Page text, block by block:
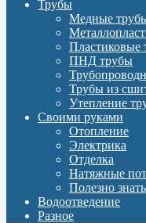
Трубы
Медные
Пластиковые
ПНД трубы
Трубы из
Утепление
Своими руками
Отопление
Электрика
Отделка
Натяжные
Полезно знать
Водоотведение
Разное